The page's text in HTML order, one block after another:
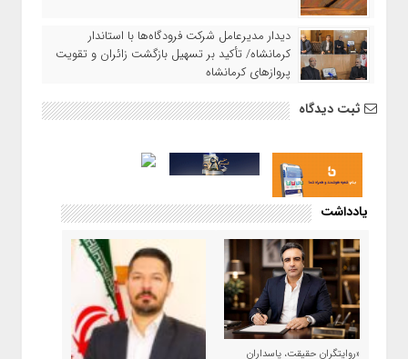
دیدار مدیرعامل شرکت فرودگاه‌ها با استاندار
کرمانشاه/ تأکید بر تسهیل بازگشت زائران و تقویت
پروازهای کرمانشاه
ثبت دیدگاه
یادداشت
«روایتگران حقیقت، پاسداران